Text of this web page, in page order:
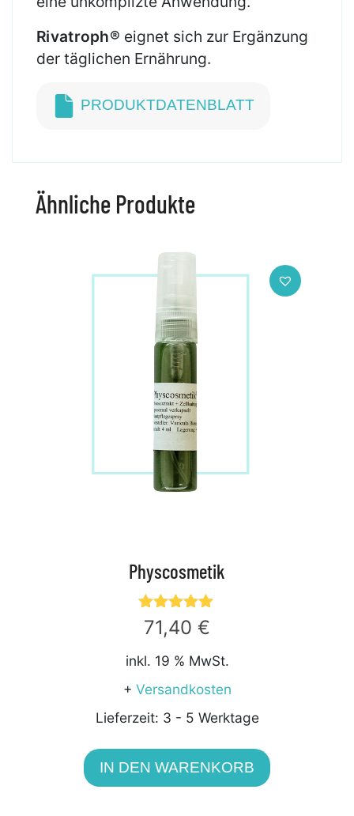
Rivatroph® eignet sich zur Ergänzung
der täglichen Ernährung.
PRODUKTDATENBLATT
Ähnliche Produkte
Physcosmetik
Bewertet
mit
von 5
71,40 €
inkl. 19 % MwSt.
+ Versandkosten
Lieferzeit: 3 - 5 Werktage
IN DEN WARENKORB